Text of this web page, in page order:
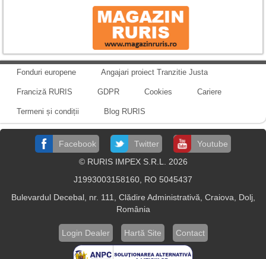
Fonduri europene Angajari proiect Tranzitie Justa
Franciză RURIS GDPR Cookies Cariere
Termeni și condiții Blog RURIS
Facebook Twitter
Youtube
© RURIS IMPEX S.R.L. 2026
J1993003158160, RO 5045437
Bulevardul Decebal, nr. 111, Clădire Administrativă, Craiova, Dolj,
România
Login Dealer Hartă Site Contact